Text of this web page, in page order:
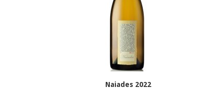
Naiades 2022